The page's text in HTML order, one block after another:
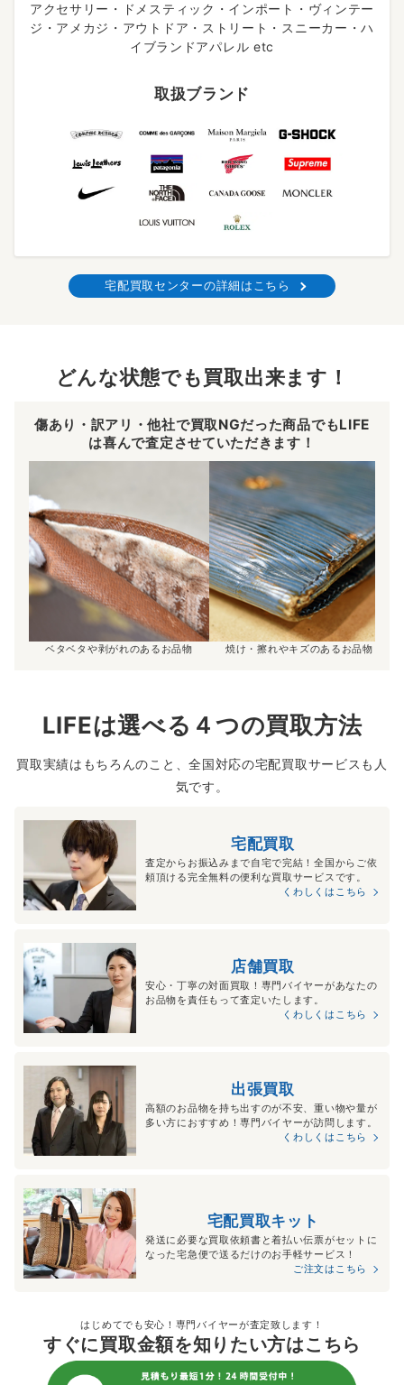
アクセサリー・ドメスティック・インポート・ヴィンテー
ジ・アメカジ・アウトドア・ストリート・スニーカー・ハ
イブランドアパレル etc
取扱ブランド
宅配買取センターの詳細はこちら
どんな状態でも買取出来ます！
傷あり・訳アリ・他社で買取NGだった商品でもLIFE
は喜んで査定させていただきます！
ベタベタや剥がれのあるお品物 焼け・擦れやキズのあるお品物
LIFEは選べる４つの買取方法
買取実績はもちろんのこと、全国対応の宅配買取サービスも人
気です。
宅配買取
査定からお振込みまで自宅で完結！全国からご依
頼頂ける完全無料の便利な買取サービスです。
くわしくはこちら
店舗買取
安心・丁寧の対面買取！専門バイヤーがあなたの
お品物を責任もって査定いたします。
くわしくはこちら
出張買取
高額のお品物を持ち出すのが不安、重い物や量が
多い方におすすめ！専門バイヤーが訪問します。
くわしくはこちら
宅配買取キット
発送に必要な買取依頼書と着払い伝票がセットに
なった宅急便で送るだけのお手軽サービス！
ご注文はこちら
はじめてでも安心！専門バイヤーが査定致します！
すぐに買取金額を知りたい方はこちら